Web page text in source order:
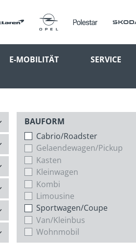
E-MOBILITÄT SERVICE
BAUFORM
Cabrio/Roadster
Gelaendewagen/Pickup
Kasten
Kleinwagen
Kombi
Limousine
Sportwagen/Coupe
Van/Kleinbus
Wohnmobil